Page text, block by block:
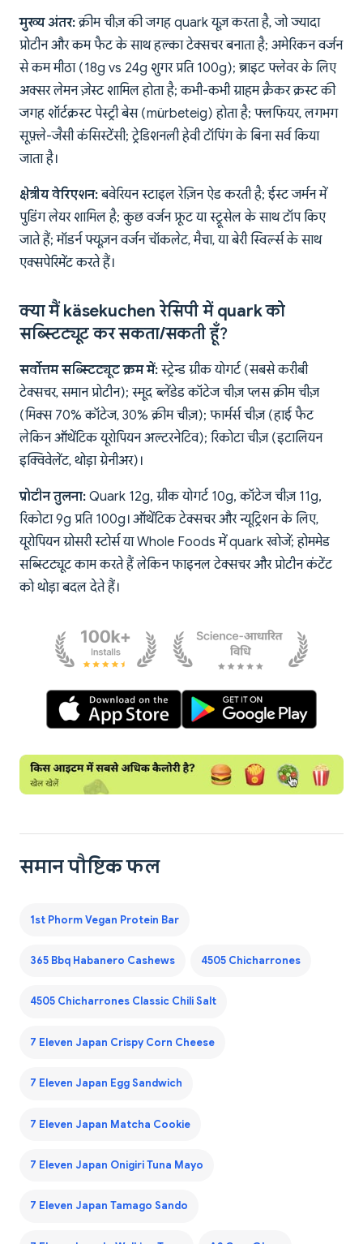
मुख्य अंतर:क्रीम चीज़ की जगह quark यूज़ करता है, जो ज्यादा
प्रोटीन और कम फैट के साथ हल्का टेक्सचर बनाता है; अमेरिकन वर्जन
से कम मीठा (18g vs 24g शुगर प्रति 100g); ब्राइट फ्लेवर के लिए
अक्सर लेमन ज़ेस्ट शामिल होता है; कभी-कभी ग्राहम क्रैकर क्रस्ट की
जगह शॉर्टक्रस्ट पेस्ट्री बेस (mürbeteig) होता है; फ्लफियर, लगभग
सूफ़्ले-जैसी कंसिस्टेंसी; ट्रेडिशनली हेवी टॉपिंग के बिना सर्व किया
जाता है।
क्षेत्रीय वेरिएशन:बवेरियन स्टाइल रेज़िन ऐड करती है; ईस्ट जर्मन में
पुडिंग लेयर शामिल है; कुछ वर्जन फ्रूट या स्ट्रूसेल के साथ टॉप किए
जाते हैं; मॉडर्न फ्यूज़न वर्जन चॉकलेट, मैचा, या बेरी स्विर्ल्स के साथ
एक्सपेरिमेंट करते हैं।
क्या मैं käsekuchen रेसिपी में quark को
सब्स्टिट्यूट कर सकता/सकती हूँ?
सर्वोत्तम सब्स्टिट्यूट क्रम में: स्ट्रेन्ड ग्रीक योगर्ट (सबसे करीबी
टेक्सचर, समान प्रोटीन); स्मूद ब्लेंडेड कॉटेज चीज़ प्लस क्रीम चीज़
(मिक्स 70% कॉटेज, 30% क्रीम चीज़); फार्मर्स चीज़ (हाई फैट
लेकिन ऑथेंटिक यूरोपियन अल्टरनेटिव); रिकोटा चीज़ (इटालियन
इक्विवेलेंट, थोड़ा ग्रेनीअर)।
प्रोटीन तुलना: Quark 12g, ग्रीक योगर्ट 10g, कॉटेज चीज़ 11g,
रिकोटा 9g प्रति 100g। ऑथेंटिक टेक्सचर और न्यूट्रिशन के लिए,
यूरोपियन ग्रोसरी स्टोर्स या Whole Foods में quark खोजें; होममेड
सब्स्टिट्यूट काम करते हैं लेकिन फाइनल टेक्सचर और प्रोटीन कंटेंट
को थोड़ा बदल देते हैं।
समान पौष्टिक फल
1st Phorm Vegan Protein Bar
365 Bbq Habanero Cashews 4505 Chicharrones
4505 Chicharrones Classic Chili Salt
7 Eleven Japan Crispy Corn Cheese
7 Eleven Japan Egg Sandwich
7 Eleven Japan Matcha Cookie
7 Eleven Japan Onigiri Tuna Mayo
7 Eleven Japan Tamago Sando